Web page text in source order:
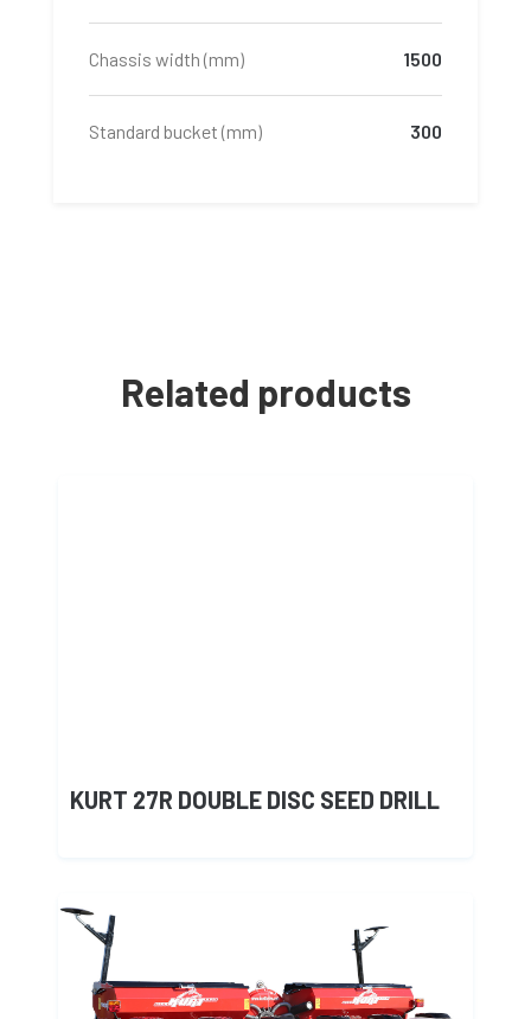
Chassis width (mm) 1500
Standard bucket (mm) 300
Related products
KURT 27R DOUBLE DISC SEED DRILL